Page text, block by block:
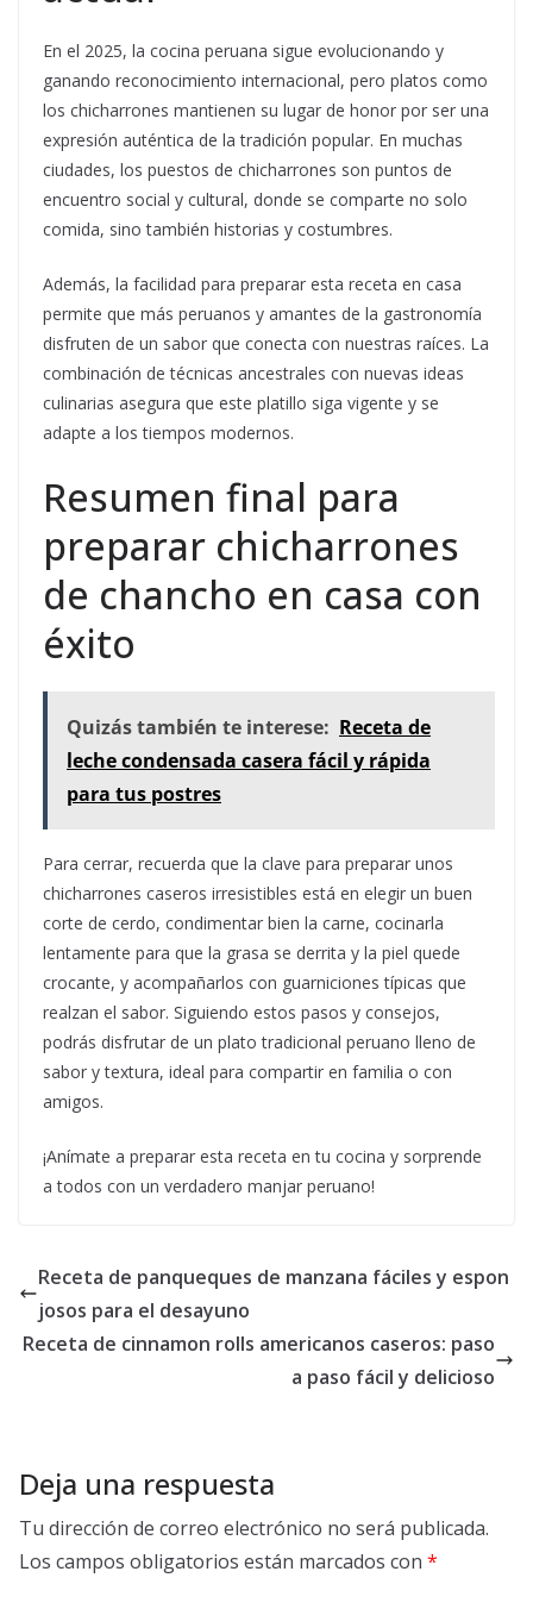
En el 2025, la cocina peruana sigue evolucionando y
ganando reconocimiento internacional, pero platos como
los chicharrones mantienen su lugar de honor por ser una
expresión auténtica de la tradición popular. En muchas
ciudades, los puestos de chicharrones son puntos de
encuentro social y cultural, donde se comparte no solo
comida, sino también historias y costumbres.
Además, la facilidad para preparar esta receta en casa
permite que más peruanos y amantes de la gastronomía
disfruten de un sabor que conecta con nuestras raíces. La
combinación de técnicas ancestrales con nuevas ideas
culinarias asegura que este platillo siga vigente y se
adapte a los tiempos modernos.
Resumen final para
preparar chicharrones
de chancho en casa con
éxito
Quizás también te interese: Receta de
leche condensada casera fácil y rápida
para tus postres
Para cerrar, recuerda que la clave para preparar unos
chicharrones caseros irresistibles está en elegir un buen
corte de cerdo, condimentar bien la carne, cocinarla
lentamente para que la grasa se derrita y la piel quede
crocante, y acompañarlos con guarniciones típicas que
realzan el sabor. Siguiendo estos pasos y consejos,
podrás disfrutar de un plato tradicional peruano lleno de
sabor y textura, ideal para compartir en familia o con
amigos.
¡Anímate a preparar esta receta en tu cocina y sorprende
a todos con un verdadero manjar peruano!
Receta de panqueques de manzana fáciles y espon
josos para el desayuno
Receta de cinnamon rolls americanos caseros: paso
a paso fácil y delicioso
Deja una respuesta
Tu dirección de correo electrónico no será publicada.
Los campos obligatorios están marcados con *